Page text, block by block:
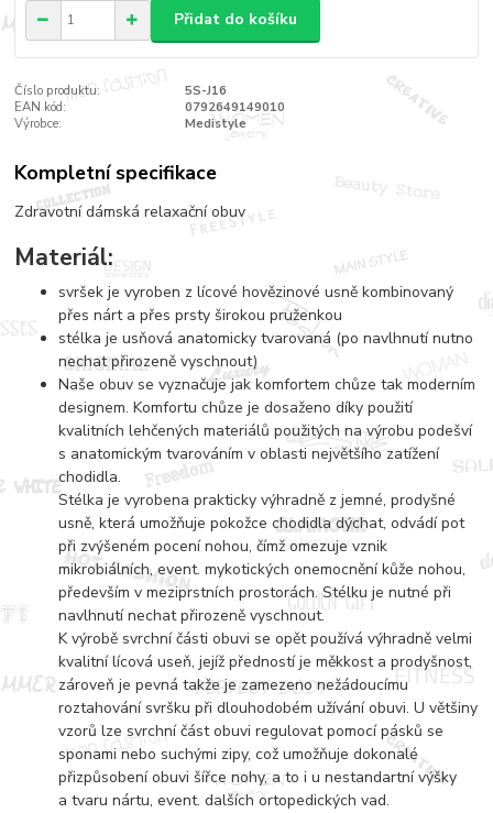
Přidat do košíku
Číslo produktu:
5S-J16
EAN kód:
0792649149010
Výrobce:
Medistyle
Kompletní specifikace
Zdravotní dámská relaxační obuv
Materiál:
svršek je vyroben z lícové hovězinové usně kombinovaný
přes nárt a přes prsty širokou pruženkou
stélka je usňová anatomicky tvarovaná (po navlhnutí nutno
nechat přirozeně vyschnout)
Naše obuv se vyznačuje jak komfortem chůze tak moderním
designem. Komfortu chůze je dosaženo díky použití
kvalitních lehčených materiálů použitých na výrobu podešví
s anatomickým tvarováním v oblasti největšího zatížení
chodidla.
Stélka je vyrobena prakticky výhradně z jemné, prodyšné
usně, která umožňuje pokožce chodidla dýchat, odvádí pot
při zvýšeném pocení nohou, čímž omezuje vznik
mikrobiálních, event. mykotických onemocnění kůže nohou,
především v meziprstních prostorách. Stélku je nutné při
navlhnutí nechat přirozeně vyschnout.
K výrobě svrchní části obuvi se opět používá výhradně velmi
kvalitní lícová useň, jejíž předností je měkkost a prodyšnost,
zároveň je pevná takže je zamezeno nežádoucímu
roztahování svršku při dlouhodobém užívání obuvi. U většiny
vzorů lze svrchní část obuvi regulovat pomocí pásků se
sponami nebo suchými zipy, což umožňuje dokonalé
přizpůsobení obuvi šířce nohy, a to i u nestandartní výšky
a tvaru nártu, event. dalších ortopedických vad.